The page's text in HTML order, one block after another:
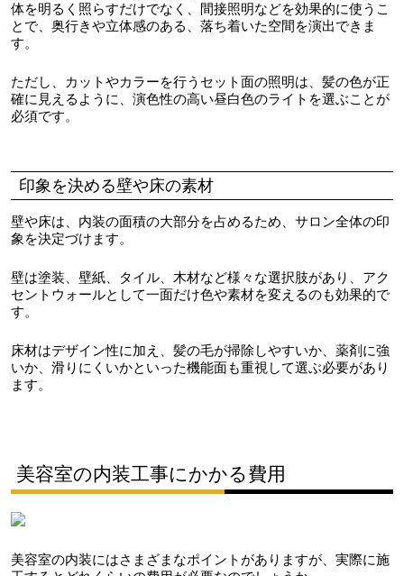
体を明るく照らすだけでなく、間接照明などを効果的に使うこ
とで、奥行きや立体感のある、落ち着いた空間を演出できま
す。
ただし、カットやカラーを行うセット面の照明は、髪の色が正
確に見えるように、演色性の高い昼白色のライトを選ぶことが
必須です。
印象を決める壁や床の素材
壁や床は、内装の面積の大部分を占めるため、サロン全体の印
象を決定づけます。
壁は塗装、壁紙、タイル、木材など様々な選択肢があり、アク
セントウォールとして一面だけ色や素材を変えるのも効果的で
す。
床材はデザイン性に加え、髪の毛が掃除しやすいか、薬剤に強
いか、滑りにくいかといった機能面も重視して選ぶ必要があり
ます。
美容室の内装工事にかかる費用
美容室の内装にはさまざまなポイントがありますが、実際に施